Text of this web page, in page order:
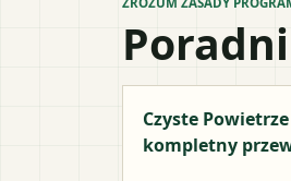
Czyste
kompletny